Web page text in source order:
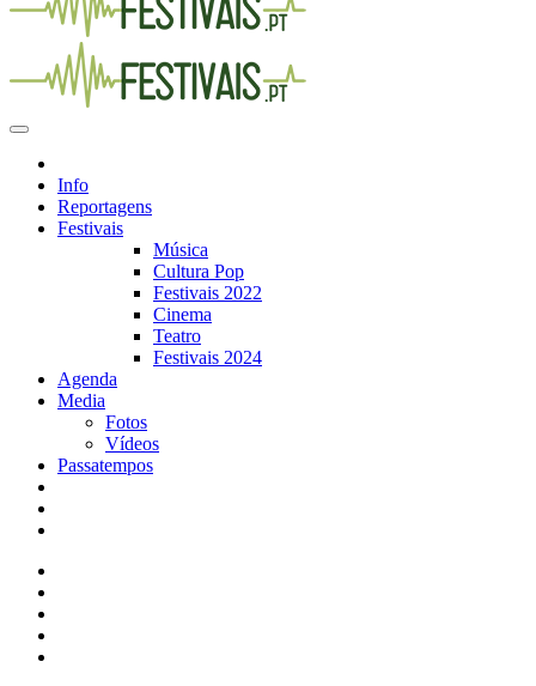
Info
Reportagens
Festivais
Música
Cultura Pop
Festivais 2022
Cinema
Teatro
Festivais 2024
Agenda
Media
Fotos
Vídeos
Passatempos